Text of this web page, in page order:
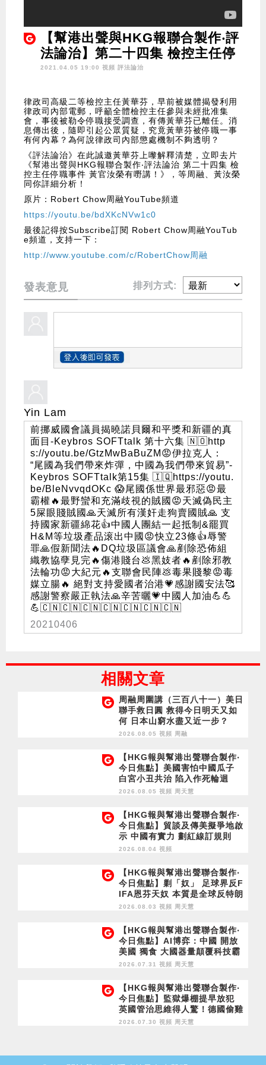
【幫港出聲與HKG報聯合製作‧評
法論治】第二十四集 檢控主任停
職事件
2021.04.05 19:00 視頻 評法論治
律政司高級二等檢控主任黃華芬，早前被媒體揭發利用
律政司內部電郵，呼籲全體檢控主任參與未經批准集
會，事後被勒令停職接受調查，有傳黃華芬已離任。消
息傳出後，隨即引起公眾質疑，究竟黃華芬被停職一事
有何內幕？為何說律政司內部懲處機制不夠透明？
《評法論治》在此誠邀黃華芬上嚟解釋清楚，立即去片
《幫港出聲與HKG報聯合製作‧評法論治 第二十四集 檢
控主任停職事件 黃官汝榮有嘢講！》，等周融、黃汝榮
同你詳細分析！
原片：Robert Chow周融YouTube頻道
https://youtu.be/bdXKcNVw1c0
最後記得按Subscribe訂閱 Robert Chow周融YouTub
e頻道，支持一下：
http://www.youtube.com/c/RobertChow周融
發表意見 排列方式:
Yin Lam
前挪威國會議員揭曉諾貝爾和平獎和新疆的真
面目-Keybros SOFTtalk 第十六集 🇳🇴http
s://youtu.be/GtzMwBaBuZM😡伊拉克人：
“尾國為我們帶來炸彈，中國為我們帶來貿易”-
Keybros SOFTtalk第15集 🇮🇶https://youtu.
be/BleNvvqdOKc 😱尾國係世界最邪惡😡最
霸權🔥最野蠻和充滿歧視的賊國😡天滅偽民主
5屎眼賤賊國🙏天滅所有漢奸走狗賣國賊🙏 支
持國家新疆綿花👍中國人團結一起抵制&罷買
H&M等垃圾產品滚出中國😡快立23條👍辱警
罪🙏假新聞法🔥DQ垃圾區議會🙏剷除恐佈組
織教協孽見完🔥傷港賤台💩黑妓者🔥剷除邪教
法輪功😡大紀元🔥支聯會民陣💩毒果賤黎😡毒
媒立腸🔥 絕對支持愛國者治港💗感謝國安法🥰
感謝警察嚴正執法🙏辛苦曬💗中國人加油💪💪
💪🇨🇳🇨🇳🇨🇳🇨🇳🇨🇳🇨🇳🇨🇳
20210406
相關文章
周融周圍講（三百八十一）美日
聯手救日圓 救得今日明天又如
何 日本山窮水盡又近一步？
2026.08.05 視頻 周融
【HKG報與幫港出聲聯合製作‧
今日焦點】美國害怕中國瓜子
白宮小丑共治 陷入作死輪迴
2026.08.05 視頻 周天慧
【HKG報與幫港出聲聯合製作‧
今日焦點】貿談及傳美擬爭地啟
示 中國有實力 劃紅線訂規則
2026.08.04 視頻
【HKG報與幫港出聲聯合製作‧
今日焦點】剿「奴」 足球界反F
IFA恩芬天奴 本質是全球反特朗
普
2026.08.03 視頻 周天慧
【HKG報與幫港出聲聯合製作‧
今日焦點】AI博弈：中國 開放
美國 獨食 大國器量顛覆科技霸
權！
2026.07.31 視頻 周天慧
【HKG報與幫港出聲聯合製作‧
今日焦點】監獄爆棚提早放犯
英國管治思維得人驚！德國偷雞
卡中國脖子 美國都唔得就憑
2026.07.30 視頻 周天慧